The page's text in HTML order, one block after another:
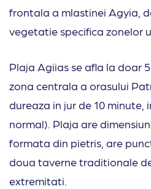
frontala a mlastinei Agyia,
vegetatie specifica zonelor
Plaja Agiias se afla la doar
zona centrala a orasului
dureaza in jur de 10 minute,
normal). Plaja are
formata din pietris, are
doua taverne traditionale
extremitati.